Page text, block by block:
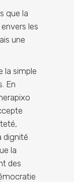
que la
les
une
la simple
En
dignité
la
des